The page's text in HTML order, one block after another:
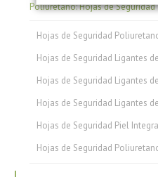
Poliuretano: Hojas de Seguridad
Hojas de Seguridad
Hojas de Seguridad Ligantes
Hojas de Seguridad Ligantes
Hojas de Seguridad Ligantes
Hojas de Seguridad Piel
Hojas de Seguridad